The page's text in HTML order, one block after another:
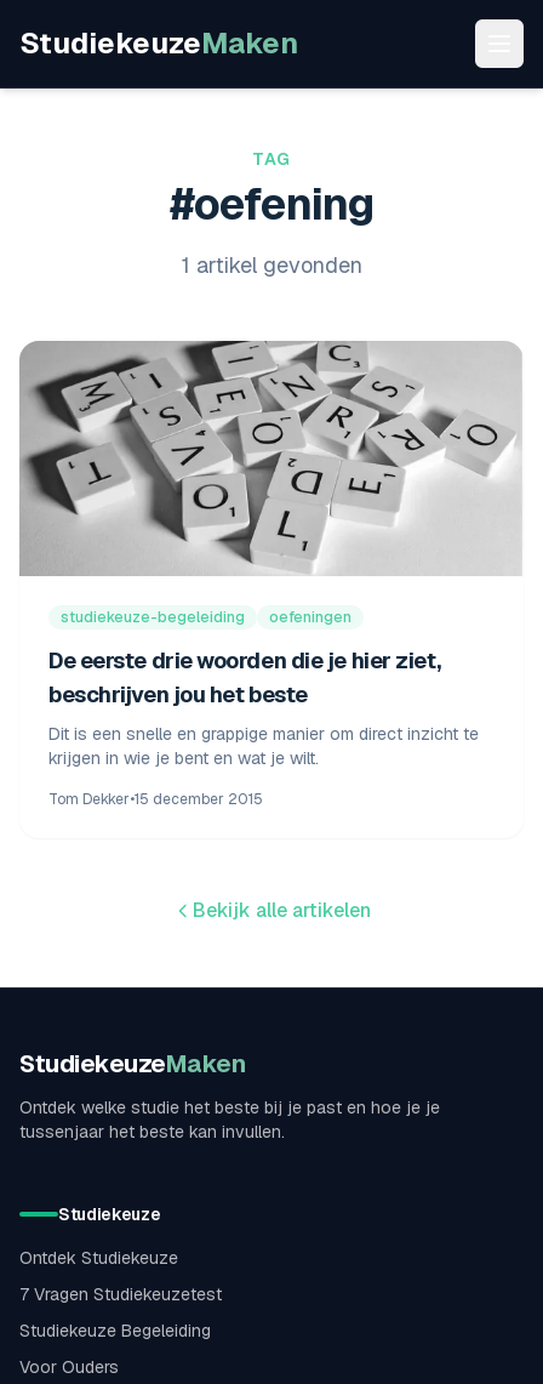
StudiekeuzeMaken
TAG
#oefening
1 artikel gevonden
studiekeuze-begeleiding oefeningen
De eerste drie woorden die je hier ziet,
beschrijven jou het beste
Dit is een snelle en grappige manier om direct inzicht te
krijgen in wie je bent en wat je wilt.
Tom Dekker•15 december 2015
Bekijk alle artikelen
StudiekeuzeMaken
Ontdek welke studie het beste bij je past en hoe je je
tussenjaar het beste kan invullen.
Studiekeuze
Ontdek Studiekeuze
7 Vragen Studiekeuzetest
Studiekeuze Begeleiding
Voor Ouders